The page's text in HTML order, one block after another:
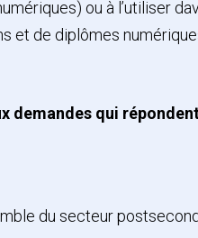
ou à l’utiliser
et de diplômes
qui répondent
du secteur